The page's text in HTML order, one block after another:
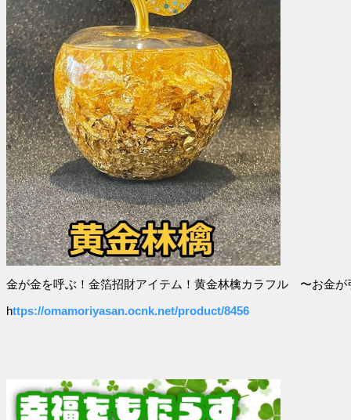
金が金を呼ぶ！金箔招財アイテム！黄金林檎カラフル 〜お金が
https://omamoriyasan.ocnk.net/product/8456